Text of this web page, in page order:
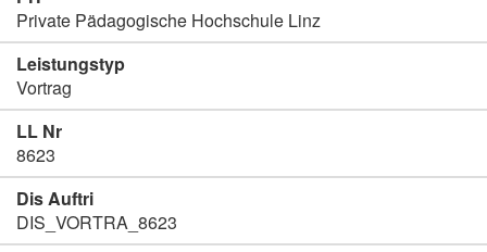
Private Pädagogische Hochschule Linz
Leistungstyp
Vortrag
LL Nr
8623
Dis Auftri
DIS_VORTRA_8623